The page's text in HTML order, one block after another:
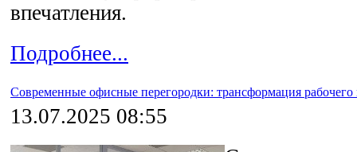
впечатления.
Подробнее...
Современные офисные перегородки: трансформация рабочего
13.07.2025 08:55